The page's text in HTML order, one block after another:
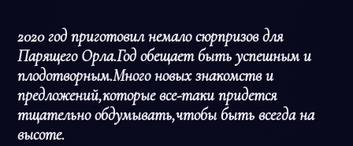
2020 год приготовил немало сюрпризов для
Парящего Орла.Год обещает быть успешным и
плодотворным.Много новых знакомств и
предложений,которые все-таки придется
тщательно обдумывать,чтобы быть всегда на
высоте.